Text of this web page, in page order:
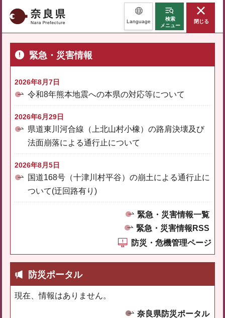
奈良県 Language
検索
メニュー
閉じる
緊急・災害情報
2026年8月7日
令和8年熊本地震への本県の対応等について
2026年6月29日
県道東川河合線（上北山村小橡）の路肩決壊及び
法面崩落による通行止について
2026年8月5日
国道168号（十津川村平谷）の崩土による通行止に
ついて(迂回路有り)
緊急・災害情報一覧
緊急・災害情報RSS
防災・危機管理ページ
防災ポータル
現在、情報はありません。
奈良県防災ポータル